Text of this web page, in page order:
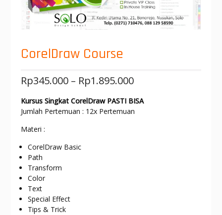
CorelDraw Course
Rp345.000– Rp1.895.000
Kursus Singkat CorelDraw PASTI BISA
Jumlah Pertemuan : 12x Pertemuan
Materi :
CorelDraw Basic
Path
Transform
Color
Text
Special Effect
Tips & Trick